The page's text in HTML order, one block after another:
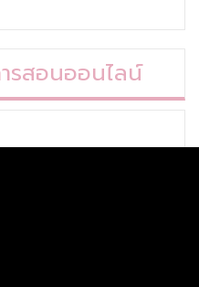
รสอนออนไลน์